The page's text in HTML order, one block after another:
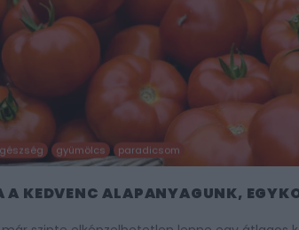
gyümölcs paradicsom
A KEDVENC ALAPANYAGUNK,